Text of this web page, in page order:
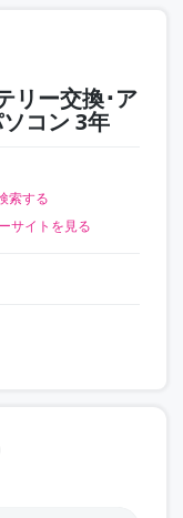
リー交換･ア
コン 3年
索する
サイトを見る